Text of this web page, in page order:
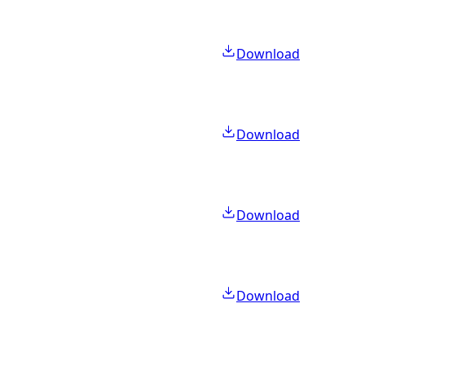
Download
Download
Download
Download